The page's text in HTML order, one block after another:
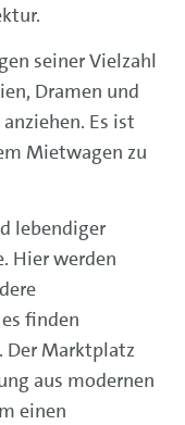
seiner Vielzahl
Dramen und
Es ist
Mietwagen zu
lebendiger
Hier werden
finden
Marktplatz
aus modernen
einen